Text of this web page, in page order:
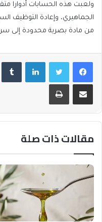
ولعبت هذه الحسابات أدوارا
الجماهيري، وإعادة التوظيف
من مادة بصرية محدودة إلى
فيسبوكتويتر لينكدإن
مشاركة عبر البريد طباعة
مقالات ذات صلة